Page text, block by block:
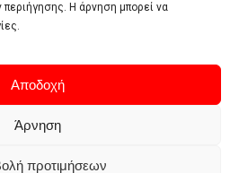
Η άρνηση μπορεί να
Αποδοχή
Άρνηση
προτιμήσεων
της ανέχειας, είναι το αντίθετο της
Privacy policy Cookie policy